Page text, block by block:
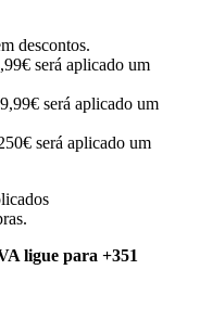
descontos.
será aplicado um
será aplicado um
será aplicado um
ligue para +351